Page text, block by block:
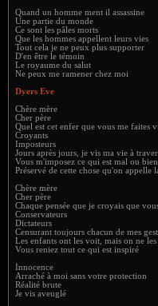
Quand un homme ment il assassine
Une partie du monde
Ce sont les pâles morts
Que les hommes appellent leurs vies
Tout cela je ne peux plus supporter
D'en être le témoin
Le royaume du salut
Ne peux me ramener chez moi
Dyers Eve
Chère mère
Cher père
Quel est cet enfer que vous me faites
Croyants
Imposteurs
Jours après jours, je vis ma vie à
Vous m'imposez ce qui est mal ou bien
Préservé de cette chose qu'on appelle
Chère mère
Cher père
Chaque pensée que je croyais que
Conservateurs
Dictateurs
Censurant toujours chacun de mes
Les enfants ont les voit, mais on ne les
Vous reniez tout ce qui est inspiré
Innocence
Arraché à moi sans votre protection
Réalité brute
Je vis aveuglé